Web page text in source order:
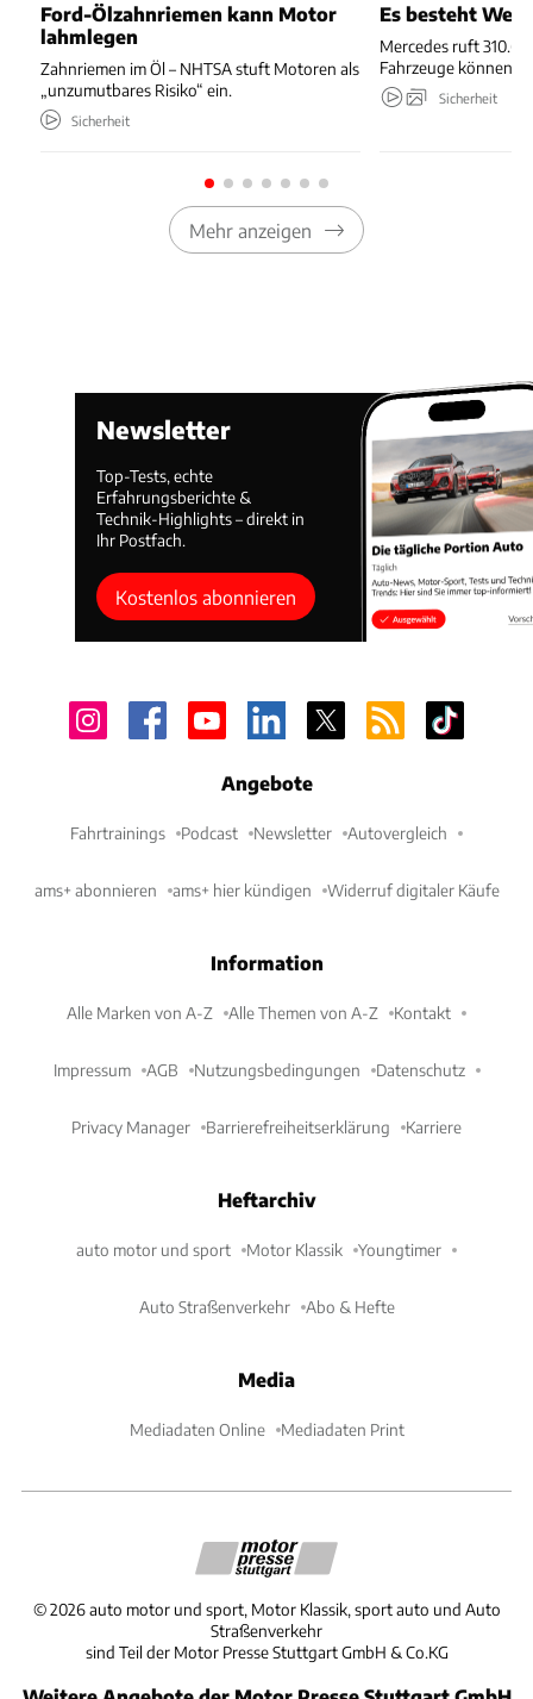
Ford-Ölzahnriemen kann Motor
lahmlegen
Zahnriemen im Öl – NHTSA stuft Motoren als
„unzumutbares Risiko“ ein.
Sicherheit
Es besteht
Mercedes ruft
Fahrzeuge können
Sicherheit
Mehr anzeigen
Newsletter
Top-Tests, echte
Erfahrungsberichte &
Technik-Highlights – direkt in
Ihr Postfach.
Kostenlos abonnieren
Angebote
Fahrtrainings Podcast Newsletter Autovergleich
ams+ abonnieren ams+ hier kündigen Widerruf digitaler Käufe
Information
Alle Marken von A-Z Alle Themen von A-Z Kontakt
Impressum AGB Nutzungsbedingungen Datenschutz
Privacy Manager Barrierefreiheitserklärung Karriere
Heftarchiv
auto motor und sport Motor Klassik Youngtimer
Auto Straßenverkehr Abo & Hefte
Media
Mediadaten Online Mediadaten Print
©2026 auto motor und sport, Motor Klassik, sport auto und Auto
Straßenverkehr
sind Teil der Motor Presse Stuttgart GmbH & Co.KG